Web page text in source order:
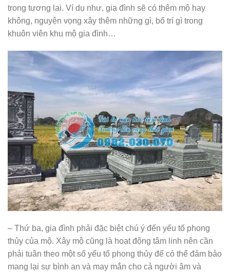
trong tương lai. Ví dụ như, gia đình sẽ có thêm mộ hay
không, nguyện vọng xây thêm những gì, bố trí gì trong
khuôn viên khu mộ gia đình…
– Thứ ba, gia đình phải đặc biệt chú ý đến yếu tố phong
thủy của mộ. Xây mộ cũng là hoạt động tâm linh nên cần
phải tuân theo một số yếu tố phong thủy để có thể đảm bảo
mang lại sự bình an và may mắn cho cả người âm và